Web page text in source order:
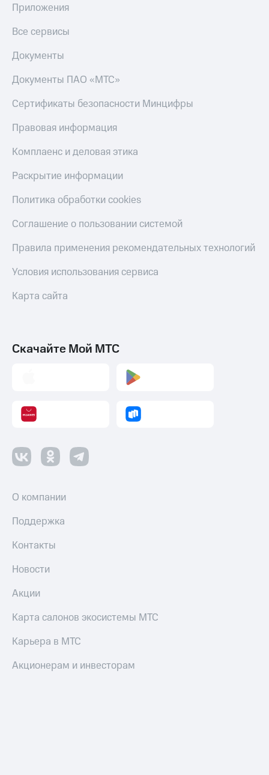
Приложения
Все сервисы
Документы
Документы ПАО «МТС»
Сертификаты безопасности Минцифры
Правовая информация
Комплаенс и деловая этика
Раскрытие информации
Политика обработки cookies
Соглашение о пользовании системой
Правила применения рекомендательных технологий
Условия использования сервиса
Карта сайта
Скачайте Мой МТС
О компании
Поддержка
Контакты
Новости
Акции
Карта салонов экосистемы МТС
Карьера в МТС
Акционерам и инвесторам